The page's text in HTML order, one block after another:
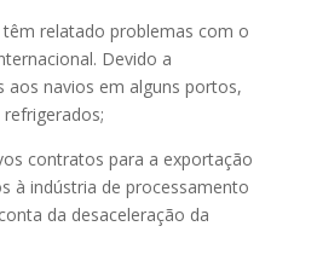
relatado problemas com o
Devido a
aos navios em alguns portos,
contratos para a exportação
à indústria de processamento
da desaceleração da